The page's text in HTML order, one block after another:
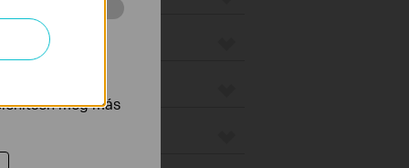
be annak
meg más